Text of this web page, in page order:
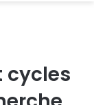
cycles